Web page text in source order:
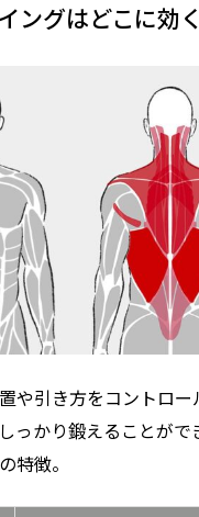
ングはどこに効
や引き方をコントロー
っかり鍛えることがで
特徴。